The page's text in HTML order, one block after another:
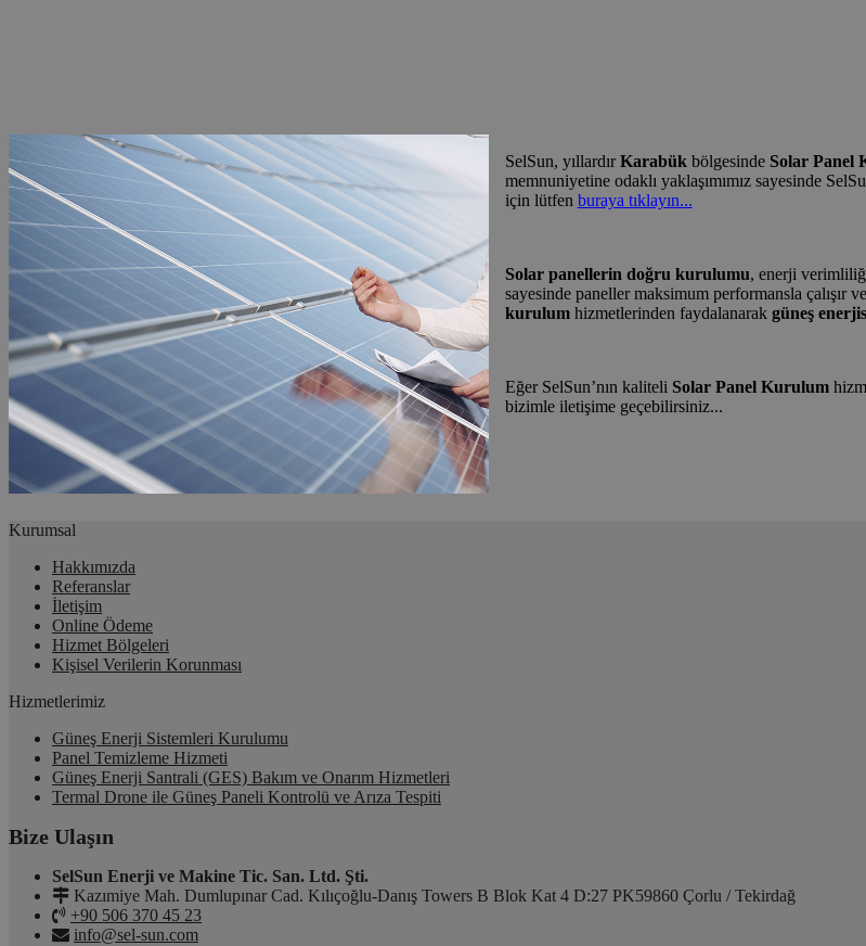
SelSun, yıllardırKarabük bölgesinde Solar Panel
memnuniyetine odaklı yaklaşımımız sayesinde
için lütfen buraya tıklayın...
Solar panellerin doğru kurulumu, enerji
sayesinde paneller maksimum performansla
kurulumhizmetlerinden faydalanarak güneş
Eğer SelSun’nın kaliteli Solar Panel Kurulum
bizimle iletişime geçebilirsiniz...
Kurumsal
Hakkımızda
Referanslar
İletişim
Online Ödeme
Hizmet Bölgeleri
Kişisel Verilerin Korunması
Hizmetlerimiz
Güneş Enerji Sistemleri Kurulumu
Panel Temizleme Hizmeti
Güneş Enerji Santrali (GES) Bakım ve Onarım Hizmetleri
Termal Drone ile Güneş Paneli Kontrolü ve Arıza Tespiti
Bize Ulaşın
SelSun Enerji ve Makine Tic. San. Ltd. Şti.
Kazımiye Mah. Dumlupınar Cad. Kılıçoğlu-Danış Towers B Blok Kat 4 D:27 PK59860 Çorlu / Tekirdağ
+90 506 370 45 23
info@sel-sun.com